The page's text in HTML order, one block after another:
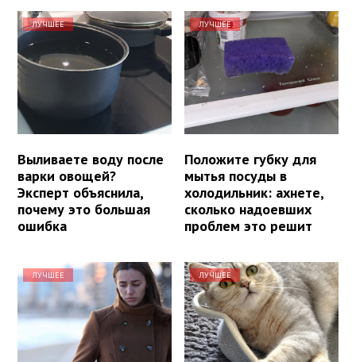
ЛУЧШЕЕ
Выливаете воду после
варки овощей?
Эксперт объяснила,
почему это большая
ошибка
ЛУЧШЕЕ
Положите губку для
мытья посуды в
холодильник: ахнете,
сколько надоевших
проблем это решит
ЛУЧШЕЕ ЛУЧШЕЕ